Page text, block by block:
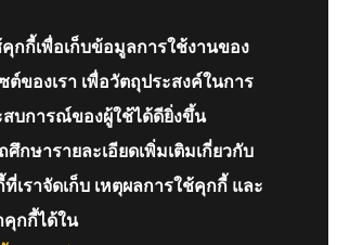
คุกกี้เพื่อเก็บข้อมูลการใช้งานของ
ของเรา เพื่อวัตถุประสงค์ในการ
สบการณ์ของผู้ใช้ได้ดียิ่งขึ้น
กษารายละเอียดเพิ่มเติมเกี่ยวกับ
เราจัดเก็บ เหตุผลการใช้คุกกี้ และ
คุกกี้ได้ใน